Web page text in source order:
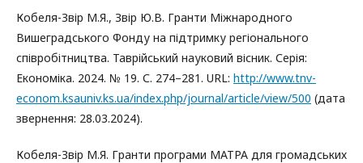
Кобеля-Звір М.Я., Звір Ю.В. Гранти Міжнародного
Вишеградського Фонду на підтримку регіонального
співробітництва. Таврійський науковий вісник. Серія:
Економіка. 2024. № 19. С. 274–281. URL: http://www.tnv-
econom.ksauniv.ks.ua/index.php/journal/article/view/500 (дата
звернення: 28.03.2024).
Кобеля-Звір М.Я. Гранти програми МАТРА для громадських